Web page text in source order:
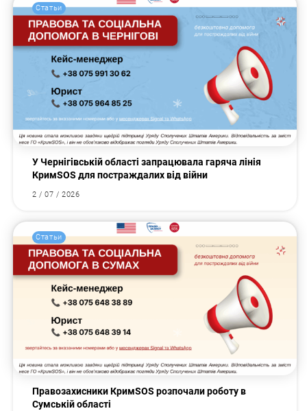
Статьи
У Чернігівській області запрацювала гаряча лінія
КримSOS для постраждалих від війни
2 / 07 / 2026
Статьи
Правозахисники КримSOS розпочали роботу в
Сумській області